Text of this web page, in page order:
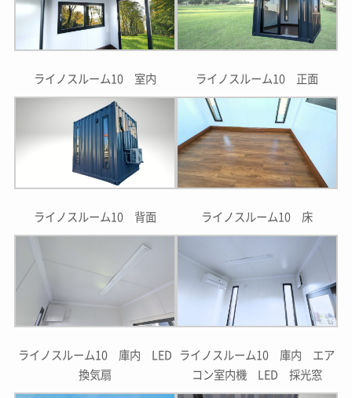
ライノスルーム10 室内 ライノスルーム10 正面
ライノスルーム10 背面 ライノスルーム10 床
ライノスルーム10 庫内 LED
換気扇
ライノスルーム10 庫内 エア
コン室内機 LED 採光窓